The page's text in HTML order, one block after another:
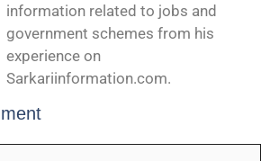
information related to jobs and
government schemes from his
experience on
Sarkariinformation.com.